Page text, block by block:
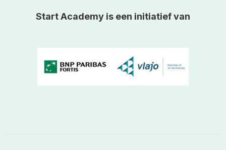
Start Academy is een initiatief van